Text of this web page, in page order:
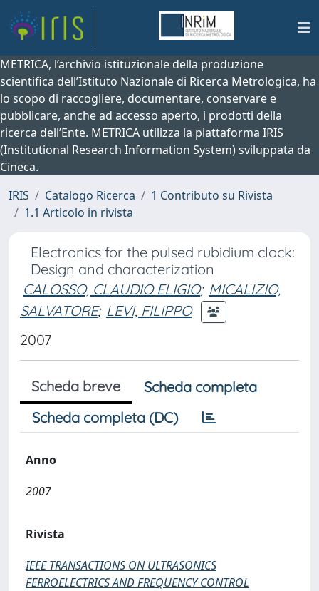
METRICA, l’archivio istituzionale della produzione
scientifica dell’Istituto Nazionale di Ricerca Metrologica, ha
lo scopo di raccogliere, documentare, conservare e
pubblicare, anche ad accesso aperto, i prodotti della
ricerca dell’Ente. METRICA utilizza la piattaforma IRIS
(Institutional Research Information System) sviluppata da
Cineca.
IRIS
Catalogo Ricerca
1 Contributo su Rivista
1.1 Articolo in rivista
Electronics for the pulsed rubidium clock:
Design and characterization
CALOSSO, CLAUDIO ELIGIO; MICALIZIO,
SALVATORE; LEVI, FILIPPO
2007
Scheda breve
Scheda completa
Scheda completa (DC)
Anno
2007
Rivista
IEEE TRANSACTIONS ON ULTRASONICS
FERROELECTRICS AND FREQUENCY CONTROL